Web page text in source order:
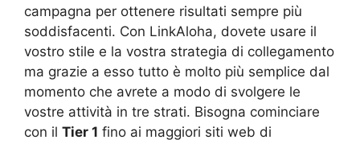
campagna per ottenere risultati sempre più
soddisfacenti. Con LinkAloha, dovete usare il
vostro stile e la vostra strategia di collegamento
ma grazie a esso tutto è molto più semplice dal
momento che avrete a modo di svolgere le
vostre attività in tre strati. Bisogna cominciare
con il Tier 1 fino ai maggiori siti web di